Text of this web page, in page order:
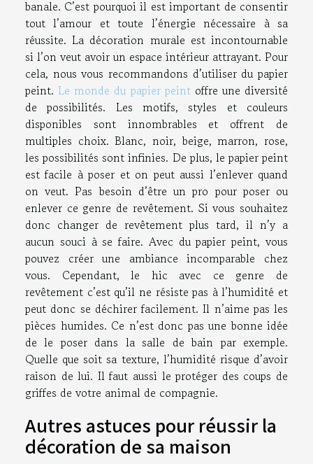
banale. C’est pourquoi il est important de consentir
tout l’amour et toute l’énergie nécessaire à sa
réussite. La décoration murale est incontournable
si l’on veut avoir un espace intérieur attrayant. Pour
cela, nous vous recommandons d’utiliser du papier
peint. Le monde du papier peintoffre une diversité
de possibilités. Les motifs, styles et couleurs
disponibles sont innombrables et offrent de
multiples choix. Blanc, noir, beige, marron, rose,
les possibilités sont infinies. De plus, le papier peint
est facile à poser et on peut aussi l’enlever quand
on veut. Pas besoin d’être un pro pour poser ou
enlever ce genre de revêtement. Si vous souhaitez
donc changer de revêtement plus tard, il n’y a
aucun souci à se faire. Avec du papier peint, vous
pouvez créer une ambiance incomparable chez
vous. Cependant, le hic avec ce genre de
revêtement c’est qu’il ne résiste pas à l’humidité et
peut donc se déchirer facilement. Il n’aime pas les
pièces humides. Ce n’est donc pas une bonne idée
de le poser dans la salle de bain par exemple.
Quelle que soit sa texture, l’humidité risque d’avoir
raison de lui. Il faut aussi le protéger des coups de
griffes de votre animal de compagnie.
Autres astuces pour réussir la
décoration de sa maison